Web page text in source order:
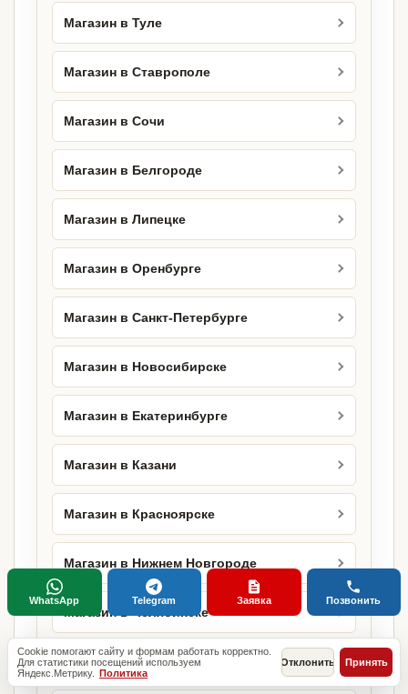
Магазин в Туле
Магазин в Ставрополе
Магазин в Сочи
Магазин в Белгороде
Магазин в Липецке
Магазин в Оренбурге
Магазин в Санкт-Петербурге
Магазин в Новосибирске
Магазин в Екатеринбурге
Магазин в Казани
Магазин в Красноярске
Магазин в Нижнем Новгороде
Магазин в Челябинске
Магазин в Уфе
Cookie помогают сайту и формам работать корректно.
Для статистики посещений используем
Яндекс.Метрику. Политика
Отклонить Принять
WhatsApp Telegram Заявка Позвонить